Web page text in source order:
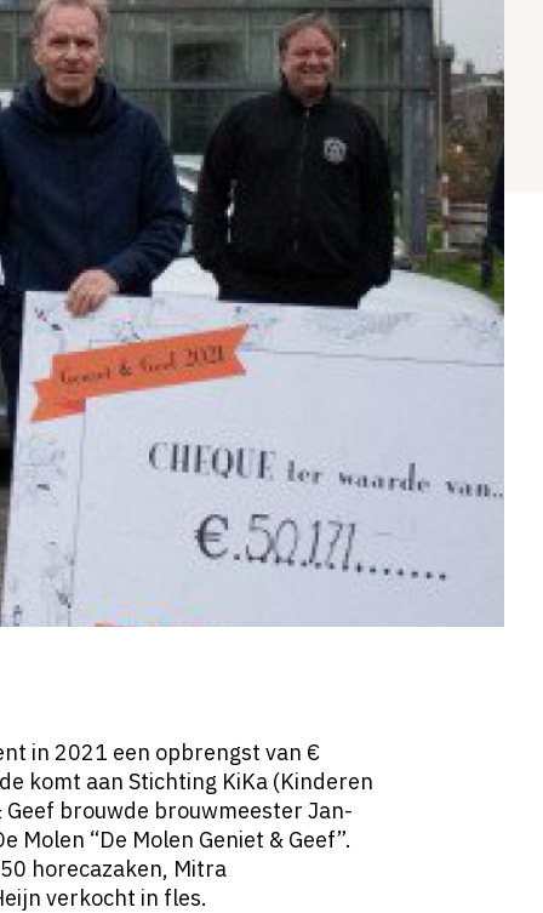
in 2021 een opbrengst van €
komt aan Stichting KiKa (Kinderen
brouwde brouwmeester Jan-
Molen “De Molen Geniet & Geef”.
horecazaken, Mitra
verkocht in fles.